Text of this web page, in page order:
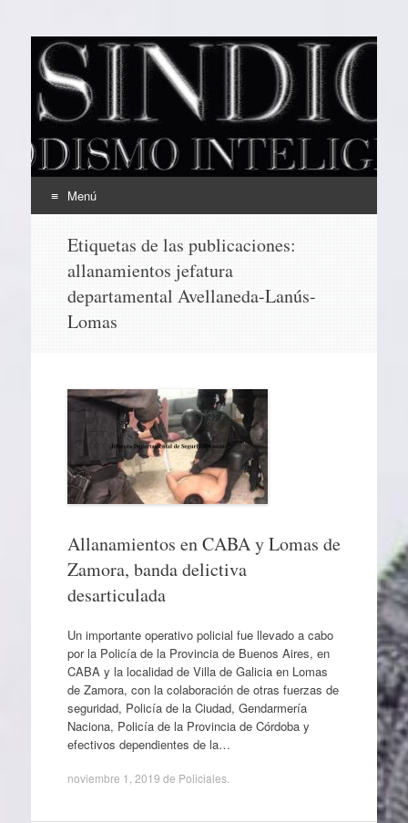
EL SINDICAL
Periodismo Inteligente
Menú
contenido
Etiquetas de las publicaciones:
allanamientos jefatura
departamental Avellaneda-Lanús-
Lomas
Allanamientos en CABA y Lomas de
Zamora, banda delictiva
desarticulada
Un importante operativo policial fue llevado a cabo
por la Policía de la Provincia de Buenos Aires, en
CABA y la localidad de Villa de Galicia en Lomas
de Zamora, con la colaboración de otras fuerzas de
seguridad, Policía de la Ciudad, Gendarmería
Naciona, Policía de la Provincia de Córdoba y
efectivos dependientes de la…
noviembre 1, 2019 de Policiales.